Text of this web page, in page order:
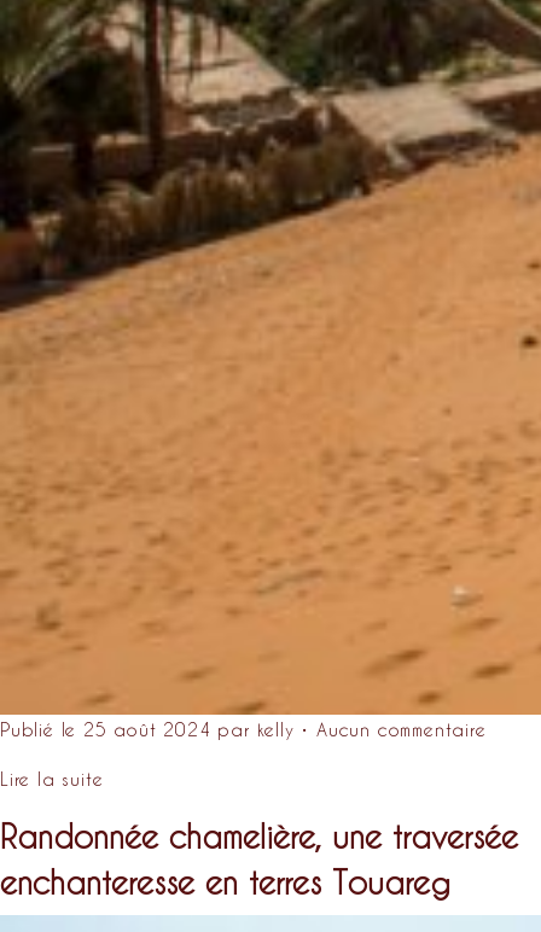
Publié le 25 août 2024 par kelly • Aucun commentaire
Lire la suite
Randonnée chamelière, une traversée
enchanteresse en terres Touareg